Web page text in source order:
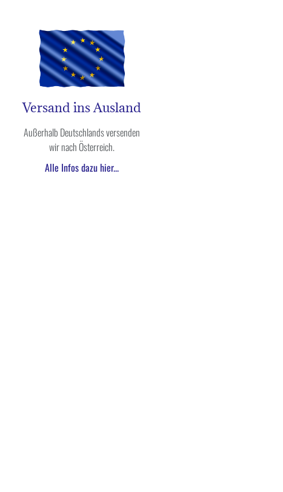
Versand ins Ausland
Außerhalb Deutschlands versenden
wir nach Österreich.
Alle Infos dazu hier...